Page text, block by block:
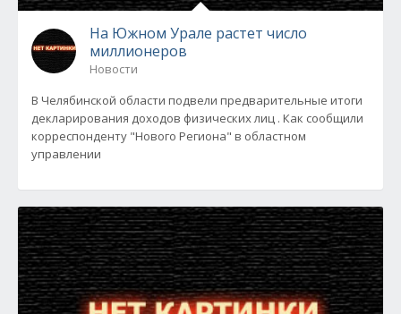
На Южном Урале растет число
миллионеров
Новости
В Челябинской области подвели предварительные итоги
декларирования доходов физических лиц . Как сообщили
корреспонденту "Нового Региона" в областном
управлении